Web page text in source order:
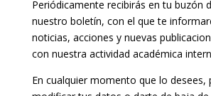
Periódicamente recibirás en tu buzón
nuestro boletín, con el que te
noticias, acciones y nuevas
con nuestra actividad académica
En cualquier momento que lo desees,